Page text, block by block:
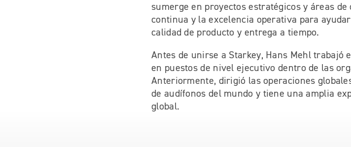
sumerge en proyectos estratégicos y áreas
continua y la excelencia operativa para
calidad de producto y entrega a tiempo.
Antes de unirse a Starkey, Hans Mehl trabajó
en puestos de nivel ejecutivo dentro de las
Anteriormente, dirigió las operaciones
de audífonos del mundo y tiene una amplia
global.